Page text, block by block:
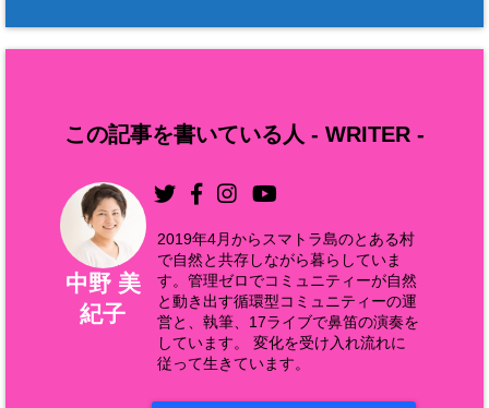
この記事を書いている人 - WRITER -
中野 美
紀子
2019年4月からスマトラ島のとある村
で自然と共存しながら暮らしていま
す。管理ゼロでコミュニティーが自然
と動き出す循環型コミュニティーの運
営と、執筆、17ライブで鼻笛の演奏を
しています。 変化を受け入れ流れに
従って生きています。